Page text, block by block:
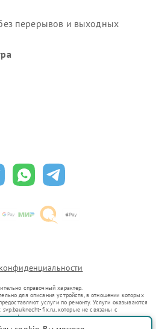
перерывов и выходных
справочный характер.
для описания устройств, в отношении которых
услуги по ремонту. Услуги оказываются
fix.ru, которые не связаны с
их официальными представителями.
введенных в гражданский оборот в соответствии